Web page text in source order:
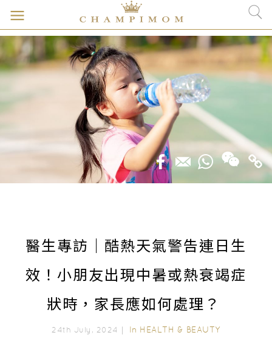
醫生專訪｜酷熱天氣警告連日生
效！小朋友出現中暑或熱衰竭症
狀時，家長應如何處理？
24th July, 2024｜ In HEALTH & BEAUTY